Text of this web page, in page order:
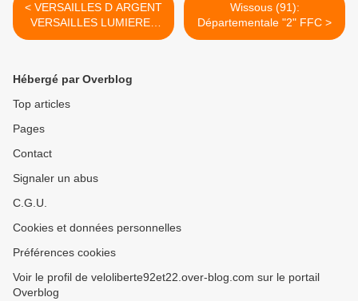
< VERSAILLES D ARGENT
VERSAILLES LUMIERES
VERSAILLES LE MOBILIER
Wissous (91):
Départementale "2" FFC >
Hébergé par Overblog
Top articles
Pages
Contact
Signaler un abus
C.G.U.
Cookies et données personnelles
Préférences cookies
Voir le profil de veloliberte92et22.over-blog.com sur le portail
Overblog